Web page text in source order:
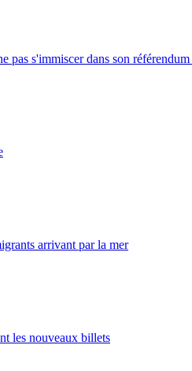
s'immiscer dans son
arrivant par la mer
les nouveaux billets